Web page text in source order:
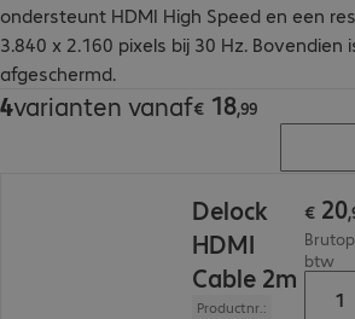
ondersteunt HDMI High Speed en een
3.840 x 2.160 pixels bij 30 Hz. Bovendien
afgeschermd.
4varianten vanaf€ 18,99
€ 18,99
Delock
HDMI
Cable 2m
Productnr.:
€ 20,
btw